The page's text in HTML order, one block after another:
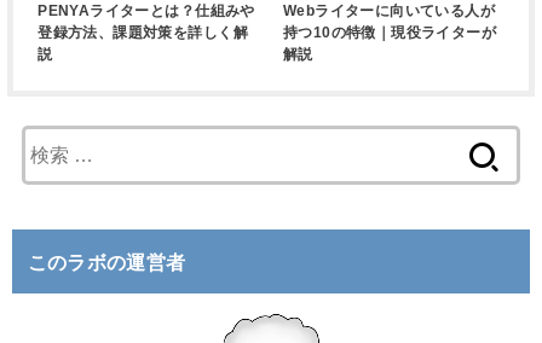
PENYAライターとは？仕組みや
登録方法、課題対策を詳しく解
説
Webライターに向いている人が
持つ10の特徴｜現役ライターが
解説
索
このラボの運営者